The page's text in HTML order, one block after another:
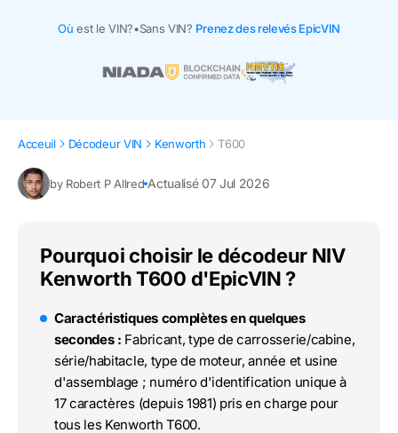
Où est le VIN?•Sans VIN? Prenez des relevés EpicVIN
Acceuil Décodeur VIN Kenworth T600
by Robert P Allred Actualisé 07 Jul 2026
Pourquoi choisir le décodeur NIV
Kenworth T600 d'EpicVIN ?
Caractéristiques complètes en quelques
secondes : Fabricant, type de carrosserie/cabine,
série/habitacle, type de moteur, année et usine
d'assemblage ; numéro d'identification unique à
17 caractères (depuis 1981) pris en charge pour
tous les Kenworth T600.